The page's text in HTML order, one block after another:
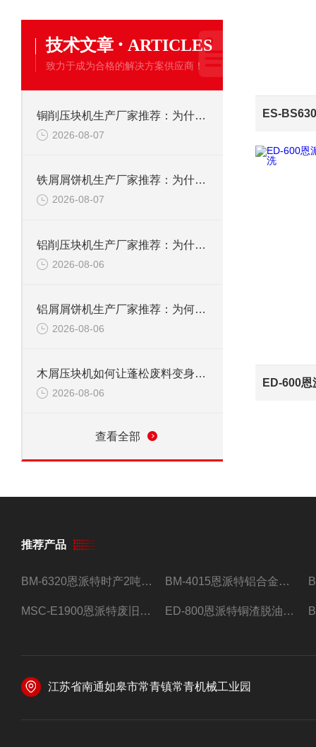
技术文章 · ARTICLES
致力于成为合格的解决方案供应商！
铜削压块机生产厂家推荐：为什么恩派特是您值得信赖的选择
2026-08-07
铁屑屑饼机生产厂家推荐：为什么恩派特是您的优选伙伴
2026-08-07
铝削压块机生产厂家推荐：为什么恩派特是值得信赖的选择？
2026-08-06
铝屑屑饼机生产厂家推荐：为何恩派特成为金属回收行业的“隐形优选”？
2026-08-06
木屑压块机如何让蓬松废料变身高能燃料？
2026-08-06
查看全部
推荐产品
BM-6320恩派特时产2吨合金钢屑压饼机 BM-4015恩派特铝合金屑压饼机 脱油效果好
MSC-E1900恩派特废旧锂电池极片破碎处理设备 ED-800恩派特铜渣脱油机废铜屑铝屑甩油机
江苏省南通如皋市常青镇常青机械工业园